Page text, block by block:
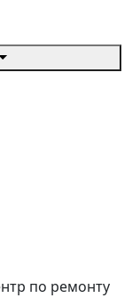
по ремонту